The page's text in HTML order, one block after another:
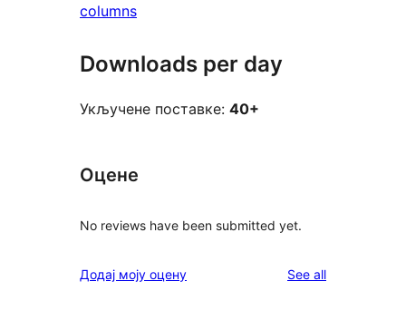
columns
Downloads per day
Укључене поставке: 40+
Оцене
No reviews have been submitted yet.
Додај моју оцену See allreviews